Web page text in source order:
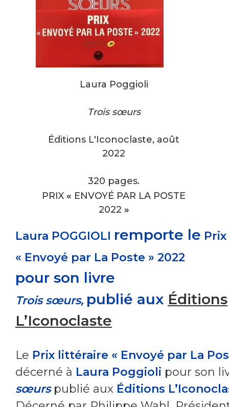
Laura POGGIOLI remporte le Prix
« Envoyé par La Poste » 2022
pour son livre
Trois sœurs, publié aux Éditions
L’Iconoclaste
Le Prix littéraire « Envoyé par La
décerné à Laura Poggioli pour son
sœurs publié aux Éditions
Laura Poggioli
Trois sœurs
Éditions L'Iconoclaste, août
2022
320 pages.
PRIX « ENVOYÉ PAR LA POSTE
2022 »